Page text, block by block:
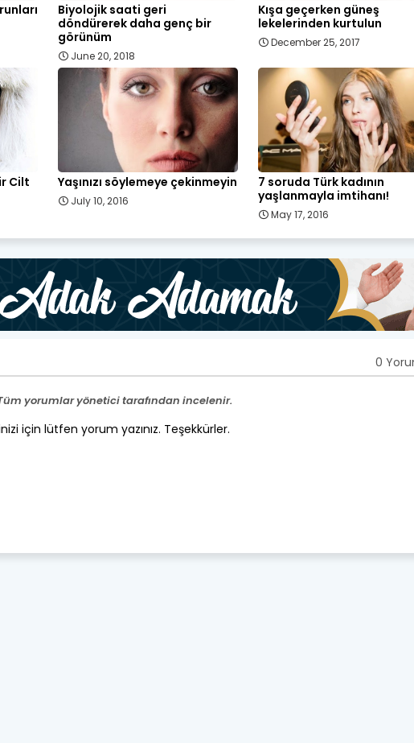
Biyolojik saati geri
döndürerek daha genç bir
görünüm
June 20, 2018
Kışa geçerken güneş
lekelerinden kurtulun
December 25, 2017
Cilt
Yaşınızı söylemeye çekinmeyin
July 10, 2016
7 soruda Türk kadının
yaşlanmayla imtihanı!
May 17, 2016
0
yorumlar yönetici tarafından incelenir.
için lütfen yorum yazınız. Teşekkürler.